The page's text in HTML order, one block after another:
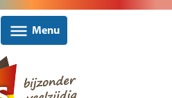
Menu